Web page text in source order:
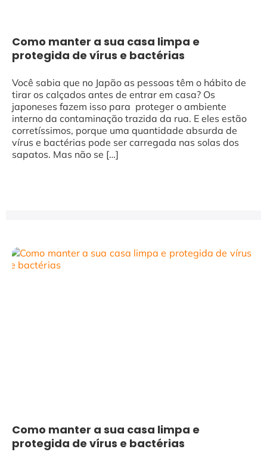
Como manter a sua casa limpa e
protegida de vírus e bactérias
Você sabia que no Japão as pessoas têm o hábito de
tirar os calçados antes de entrar em casa? Os
japoneses fazem isso para proteger o ambiente
interno da contaminação trazida da rua. E eles estão
corretíssimos, porque uma quantidade absurda de
vírus e bactérias pode ser carregada nas solas dos
sapatos. Mas não se […]
Como manter a sua casa limpa e
protegida de vírus e bactérias